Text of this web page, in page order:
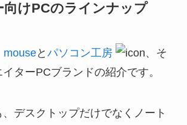
向けPCのラインナップ
mouseと パソコン工房
、そ
ターPCブランドの紹介です。
デスクトップだけでなくノート